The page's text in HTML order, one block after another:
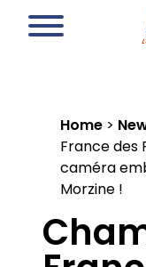
Home >
France des
caméra
Morzine !